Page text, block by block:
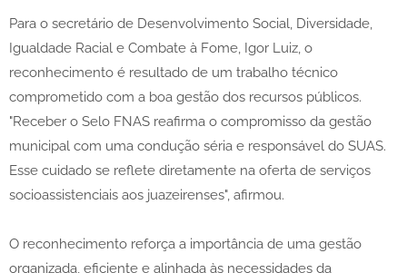
Para o secretário de Desenvolvimento Social, Diversidade,
Igualdade Racial e Combate à Fome, Igor Luiz, o
reconhecimento é resultado de um trabalho técnico
comprometido com a boa gestão dos recursos públicos.
"Receber o Selo FNAS reafirma o compromisso da gestão
municipal com uma condução séria e responsável do SUAS.
Esse cuidado se reflete diretamente na oferta de serviços
socioassistenciais aos juazeirenses", afirmou.
O reconhecimento reforça a importância de uma gestão
organizada, eficiente e alinhada às necessidades da